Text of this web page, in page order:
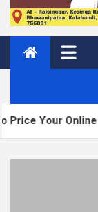
Course: One-